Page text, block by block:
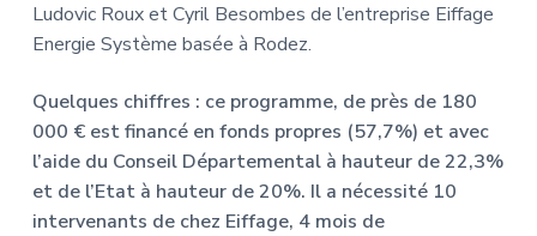
Ludovic Roux et Cyril Besombes de l’entreprise Eiffage
Energie Système basée à Rodez.
Quelques chiffres : ce programme, de près de 180
000 € est financé en fonds propres (57,7%) et avec
l’aide du Conseil Départemental à hauteur de 22,3%
et de l’Etat à hauteur de 20%. Il a nécessité 10
intervenants de chez Eiffage, 4 mois de